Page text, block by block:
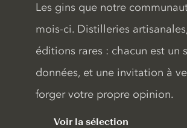
Les gins que notre
mois-ci. Distilleries
éditions rares : chacun est un
données, et une invitation à
forger votre propre opinion.
Voir la sélection